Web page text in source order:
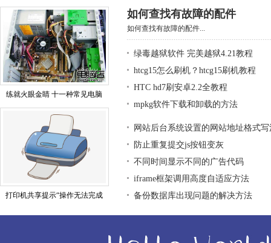
练就火眼金睛 十一种常见电脑
打印机共享提示“操作无法完成
如何查找有故障的配件
如何查找有故障的配件...
绿毒越狱软件 完美越狱4.21教程
htcg15怎么刷机？htcg15刷机教程
HTC hd7刷安卓2.2全教程
mpkg软件下载和卸载的方法
网站后台系统设置的网站地址格式写
防止重复提交js按钮变灰
不同时间显示不同的广告代码
iframe框架调用高度自适应方法
备份数据库出现问题的解决方法